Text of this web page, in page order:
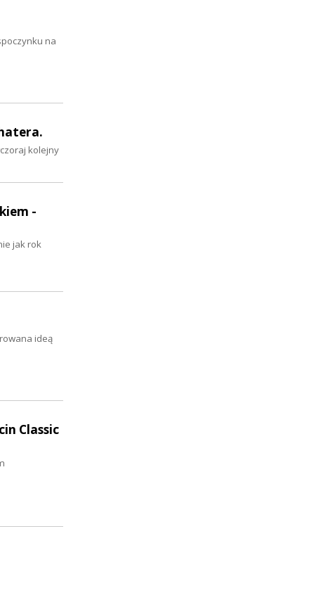
na
kolejny
-
jak rok
ideą
Classic